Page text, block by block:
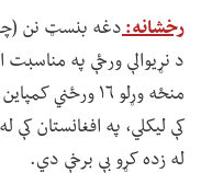
رخشانه:
د نړیوالې ورځې په مناسبت
منځه وړلو ۱۶
کې لیکلي، په افغانستان کې
له زده کړو بې برخې دي.